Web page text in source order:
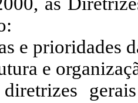
e prioridades
e